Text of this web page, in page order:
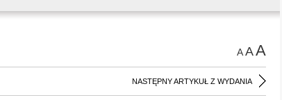
AAA
NASTĘPNY ARTYKUŁ Z WYDANIA